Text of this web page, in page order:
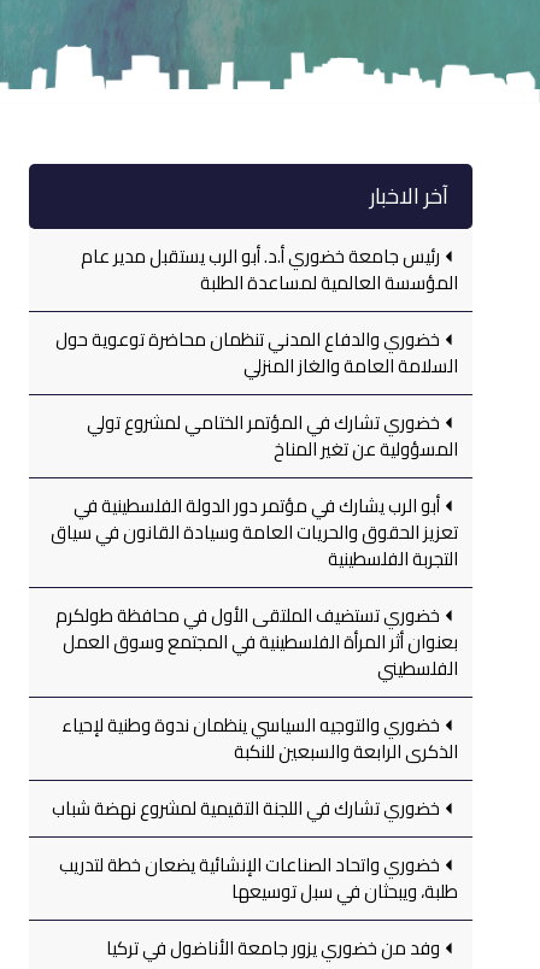
آخر الاخبار
رئيس جامعة خضوري أ.د. أبو الرب يستقبل مدير عام
المؤسسة العالمية لمساعدة الطلبة
خضوري والدفاع المدني تنظمان محاضرة توعوية حول
السلامة العامة والغاز المنزلي
خضوري تشارك في المؤتمر الختامي لمشروع تولي
المسؤولية عن تغير المناخ
أبو الرب يشارك في مؤتمر دور الدولة الفلسطينية في
تعزيز الحقوق والحريات العامة وسيادة القانون في سياق
التجربة الفلسطينية
خضوري تستضيف الملتقى الأول في محافظة طولكرم
بعنوان أثر المرأة الفلسطينية في المجتمع وسوق العمل
الفلسطيني
خضوري والتوجيه السياسي ينظمان ندوة وطنية لإحياء
الذكرى الرابعة والسبعين للنكبة
خضوري تشارك في اللجنة التقيمية لمشروع نهضة شباب
خضوري واتحاد الصناعات الإنشائية يضعان خطة لتدريب
طلبة، ويبحثان في سبل توسيعها
وفد من خضوري يزور جامعة الأناضول في تركيا